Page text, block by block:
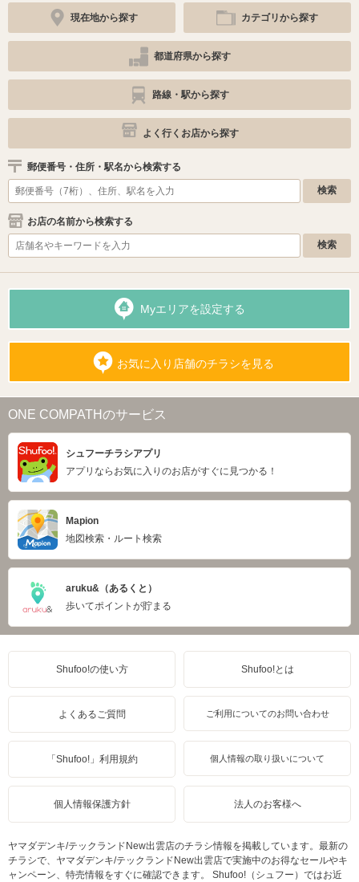
現在地から探す カテゴリから探す
都道府県から探す
路線・駅から探す
よく行くお店から探す
郵便番号・住所・駅名から検索する
お店の名前から検索する
Myエリアを設定する
お気に入り店舗のチラシを見る
ONE COMPATHのサービス
シュフーチラシアプリ
アプリならお気に入りのお店がすぐに見つかる！
Mapion
地図検索・ルート検索
aruku&（あるくと）
歩いてポイントが貯まる
Shufoo!の使い方 Shufoo!とは
よくあるご質問 ご利用についてのお問い合わせ
「Shufoo!」利用規約 個人情報の取り扱いについて
個人情報保護方針 法人のお客様へ
ヤマダデンキ/テックランドNew出雲店のチラシ情報を掲載しています。最新の
チラシで、ヤマダデンキ/テックランドNew出雲店で実施中のお得なセールやキ
ャンペーン、特売情報をすぐに確認できます。 Shufoo!（シュフー）ではお近